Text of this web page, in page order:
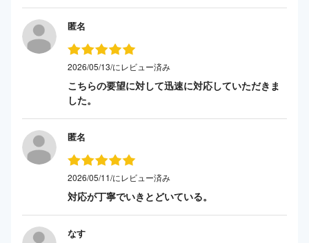
匿名
2026/05/13/にレビュー済み
こちらの要望に対して迅速に対応していただきま
した。
匿名
2026/05/11/にレビュー済み
対応が丁寧でいきとどいている。
なす